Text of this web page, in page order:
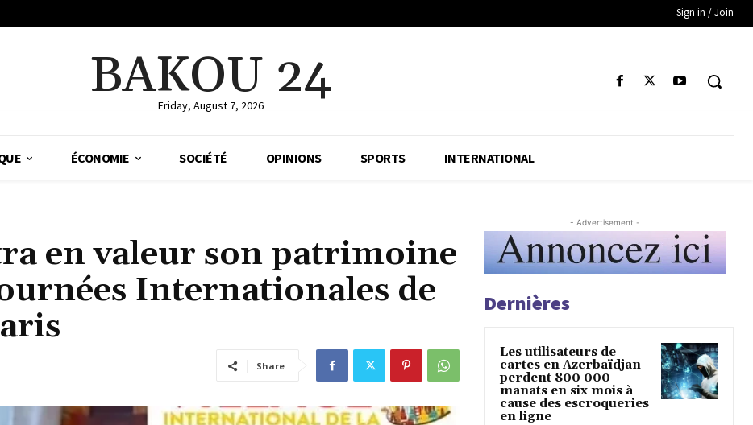
Sign in / Join
BAKOU 24
Friday, August 7, 2026
ÉCONOMIE SOCIÉTÉ OPINIONS SPORTS INTERNATIONAL
en valeur son patrimoine
Internationales de
Share
- Advertisement -
Dernières
Les utilisateurs de
cartes en Azerbaïdjan
perdent 800 000
manats en six mois à
cause des escroqueries
en ligne